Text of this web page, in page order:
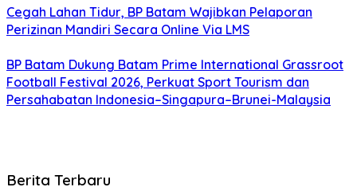
Cegah Lahan Tidur, BP Batam Wajibkan Pelaporan
Perizinan Mandiri Secara Online Via LMS
BP Batam Dukung Batam Prime International Grassroot
Football Festival 2026, Perkuat Sport Tourism dan
Persahabatan Indonesia–Singapura–Brunei-Malaysia
Berita Terbaru